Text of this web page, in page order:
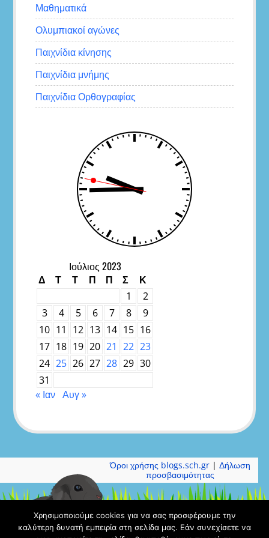
Μαθηματικά
Ολυμπιακοί αγώνες
Παιχνίδια κίνησης
Παιχνίδια μνήμης
Παιχνίδια Ορθογραφίας
Ιούλιος 2023
Δ Τ Τ Π Π Σ
Κ
1
2
3
4 5 6 7 8
9
10 11 12 13 14 15 16
17 18 19 20 21 22 23
24 25 26 27 28 29 30
31
« Ιαν Αυγ »
Όροι χρήσης blogs.sch.gr |Δήλωση
προσβασιμότητας
Χρησιμοποιούμε cookies για να σας προσφέρουμε την
καλύτερη δυνατή εμπειρία στη σελίδα μας. Εάν συνεχίσετε να